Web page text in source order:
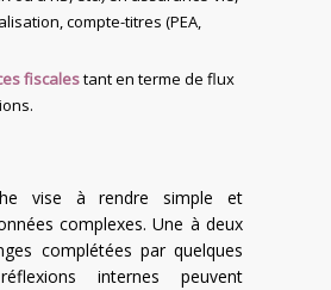
compte-titres (PEA,
fiscalestant en terme de flux
vise à rendre simple et
complexes. Une à deux
complétées par quelques
internes peuvent